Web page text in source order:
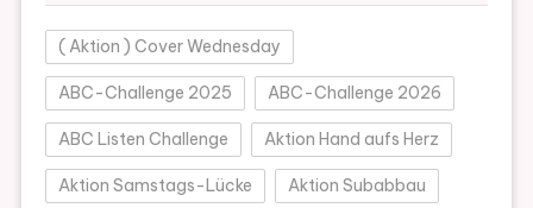
( Aktion ) Cover Wednesday
ABC-Challenge 2025 ABC-Challenge 2026
ABC Listen Challenge Aktion Hand aufs Herz
Aktion Samstags-Lücke Aktion Subabbau